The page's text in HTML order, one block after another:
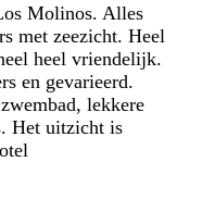
Molinos. Alles
met zeezicht. Heel
heel vriendelijk.
en gevarieerd.
lekkere
Het uitzicht is